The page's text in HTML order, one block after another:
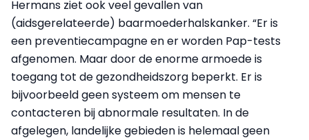
Hermans ziet ook veel gevallen van
(aidsgerelateerde) baarmoederhalskanker. “Er is
een preventiecampagne en er worden Pap-tests
afgenomen. Maar door de enorme armoede is
toegang tot de gezondheidszorg beperkt. Er is
bijvoorbeeld geen systeem om mensen te
contacteren bij abnormale resultaten. In de
afgelegen, landelijke gebieden is helemaal geen